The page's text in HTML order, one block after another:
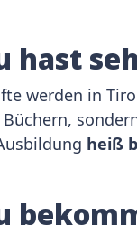
hast
werden in
Büchern,
heiß